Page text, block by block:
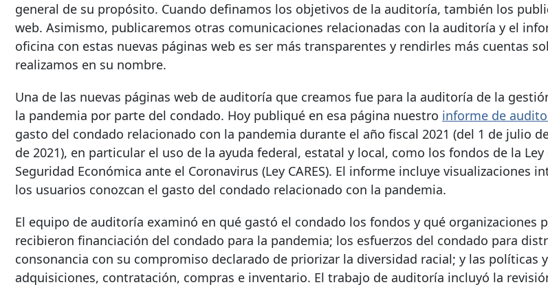
general de su propósito. Cuando definamos los objetivos de la auditoría, también los
web. Asimismo, publicaremos otras comunicaciones relacionadas con la auditoría y el
oficina con estas nuevas páginas web es ser más transparentes y rendirles más cuentas
realizamos en su nombre.
Una de las nuevas páginas web de auditoría que creamos fue para la auditoría de la
la pandemia por parte del condado. Hoy publiqué en esa página nuestro informe de
gasto del condado relacionado con la pandemia durante el año fiscal 2021 (del 1 de julio
de 2021), en particular el uso de la ayuda federal, estatal y local, como los fondos de la
Seguridad Económica ante el Coronavirus (Ley CARES). El informe incluye visualizaciones
los usuarios conozcan el gasto del condado relacionado con la pandemia.
El equipo de auditoría examinó en qué gastó el condado los fondos y qué organizaciones
recibieron financiación del condado para la pandemia; los esfuerzos del condado para
consonancia con su compromiso declarado de priorizar la diversidad racial; y las políticas
adquisiciones, contratación, compras e inventario. El trabajo de auditoría incluyó la